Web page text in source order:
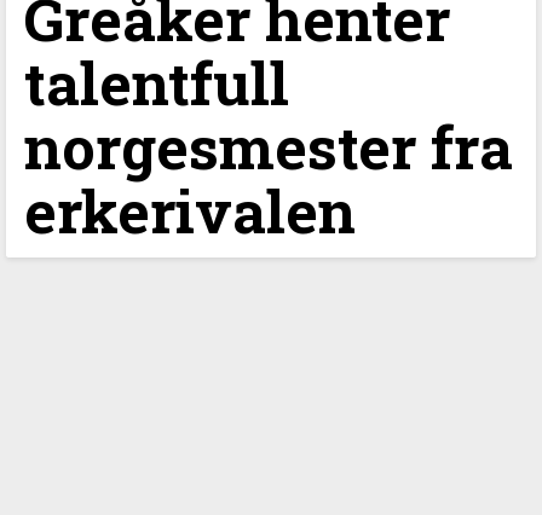
Greåker henter
talentfull
norgesmester fra
erkerivalen